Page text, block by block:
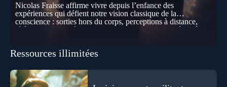
Nicolas Fraisse affirme vivre depuis l’enfance des
expériences qui défient notre vision classique de la
conscience : sorties hors du corps, perceptions à distance,
télépathie spontanée… Comment accueillir ces phénomènes
les pensées d’autrui ? Que deviennent l’espace, le temps… et
disparaître ? Au fil de cet échange, Nicolas raconte ses
expériences les plus troublantes : visions vérifiées,
Ressources illimitées